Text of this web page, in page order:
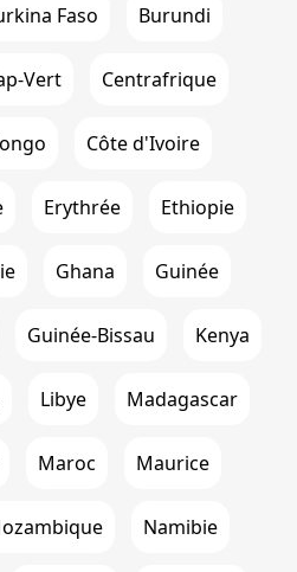
Faso Burundi
Vert Centrafrique
Côte d'Ivoire
Erythrée Ethiopie
Ghana Guinée
Guinée-Bissau Kenya
Libye Madagascar
Maroc Maurice
Namibie